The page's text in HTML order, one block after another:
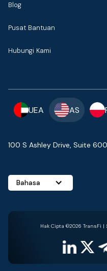
Blog
Pusat Bantuan
Hubungi Kami
UEA AS
100 S Ashley Drive, Suite
Bahasa
Hak Cipta ©2026 TransFi